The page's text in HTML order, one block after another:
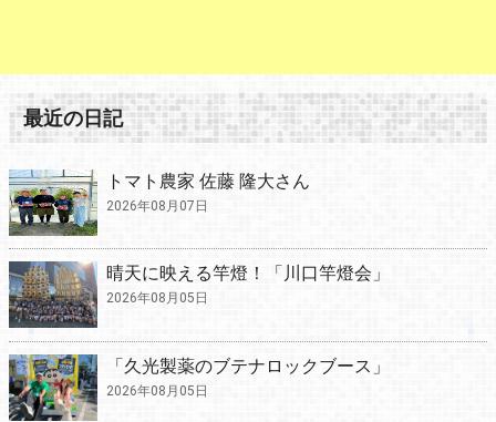
最近の日記
トマト農家 佐藤 隆大さん
2026年08月07日
晴天に映える竿燈！「川口竿燈会」
2026年08月05日
「久光製薬のブテナロックブース」
2026年08月05日